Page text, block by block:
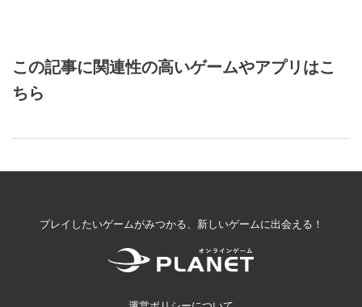
この記事に関連性の高いゲームやアプリはこ
ちら
プレイしたいゲームがみつかる、新しいゲームに出会える！